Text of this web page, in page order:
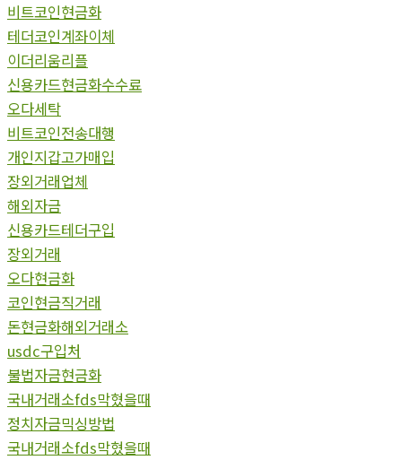
비트코인현금화
테더코인계좌이체
이더리움리플
신용카드현금화수수료
오다세탁
비트코인전송대행
개인지갑고가매입
장외거래업체
해외자금
신용카드테더구입
장외거래
오다현금화
코인현금직거래
돈현금화해외거래소
usdc구입처
불법자금현금화
국내거래소fds막혔을때
정치자금믹싱방법
국내거래소fds막혔을때